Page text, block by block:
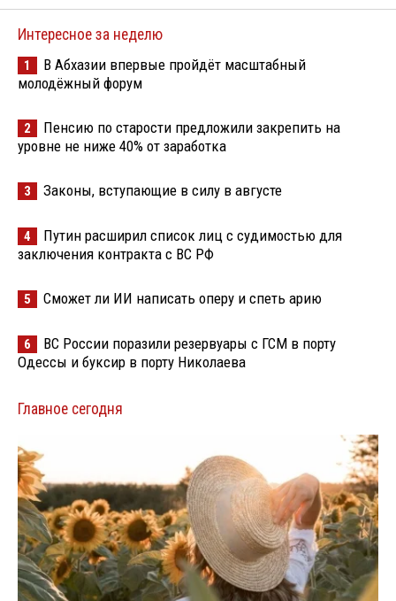
Интересное за неделю
1
В Абхазии впервые пройдёт масштабный
молодёжный форум
2
Пенсию по старости предложили закрепить на
уровне не ниже 40% от заработка
3 Законы, вступающие в силу в августе
4
Путин расширил список лиц с судимостью для
заключения контракта с ВС РФ
5 Сможет ли ИИ написать оперу и спеть арию
6
ВС России поразили резервуары с ГСМ в порту
Одессы и буксир в порту Николаева
Главное сегодня